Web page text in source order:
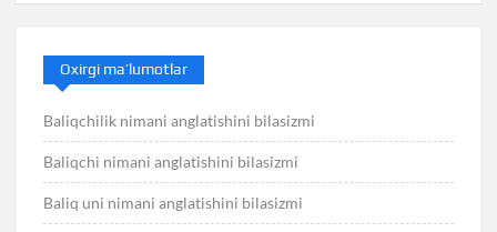
Oxirgi ma’lumotlar
Baliqchilik nimani anglatishini bilasizmi
Baliqchi nimani anglatishini bilasizmi
Baliq uni nimani anglatishini bilasizmi